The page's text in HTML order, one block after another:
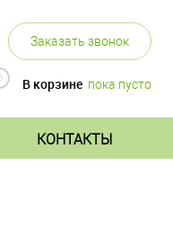
Заказать звонок
В корзине пока пусто
КОНТАКТЫ